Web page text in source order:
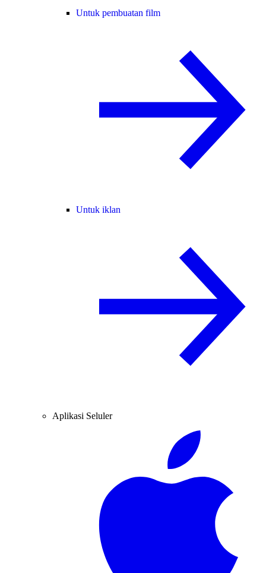
Untuk pembuatan film
Untuk iklan
Aplikasi Seluler